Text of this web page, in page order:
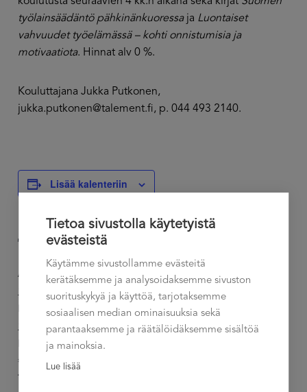
työlainsäädäntö pähkinänkuoressaja Luontaiset
vahvuudet työelämässä – kohti onnistumisia ja
motivaatiota. Hinnat alv 0 %.
Kouluttajana Jukka Putkonen,
jukka.putkonen@talement.fi, p. 044 493 2140.
Lisää kalenteriin
TIEDOT
Alkaa:
17.02.2025 11:30
Loppuu:
14.03.2025 16:00
€2,900.00
Talement Oy
talement@talement.fi
Tietoa sivustolla käytetyistä
evästeistä
Käytämme sivustollamme evästeitä
kerätäksemme ja analysoidaksemme sivuston
suorituskykyä ja käyttöä, tarjotaksemme
sosiaalisen median ominaisuuksia sekä
parantaaksemme ja räätälöidäksemme sisältöä
ja mainoksia.
Lue lisää